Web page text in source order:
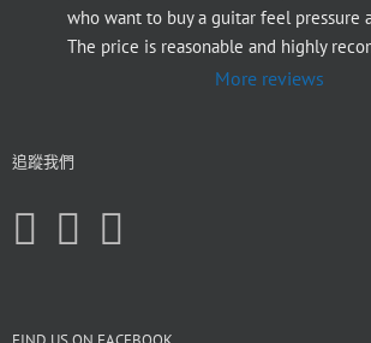
who want to buy a guitar feel pressure
The price is reasonable and highly
More reviews
追蹤我們